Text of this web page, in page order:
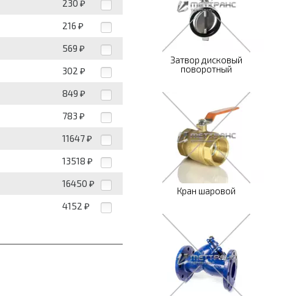
230 ₽
216 ₽
569 ₽
302 ₽
849 ₽
783 ₽
11647 ₽
13518 ₽
16450 ₽
4152 ₽
Затвор дисковый
поворотный
Кран шаровой